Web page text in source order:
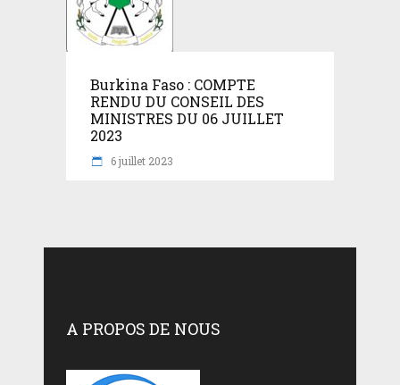
Burkina Faso : COMPTE
RENDU DU CONSEIL DES
MINISTRES DU 06 JUILLET
2023
6 juillet 2023
A PROPOS DE NOUS